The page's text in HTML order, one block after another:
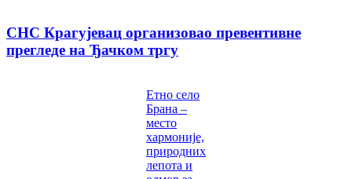
СНС Крагујевац организовао превентивне
прегледе на Ђачком тргу
Етно село
Брана –
место
хармоније,
природних
лепота и